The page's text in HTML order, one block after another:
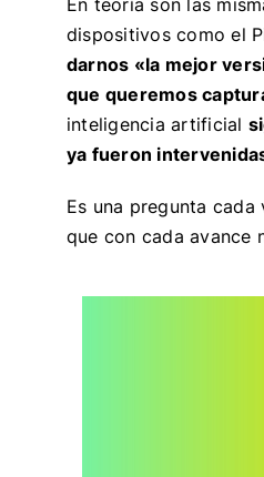
En teoría son las
dispositivos como el
darnos «la mejor
que queremos
inteligencia artificial
ya fueron
Es una pregunta
que con cada avance